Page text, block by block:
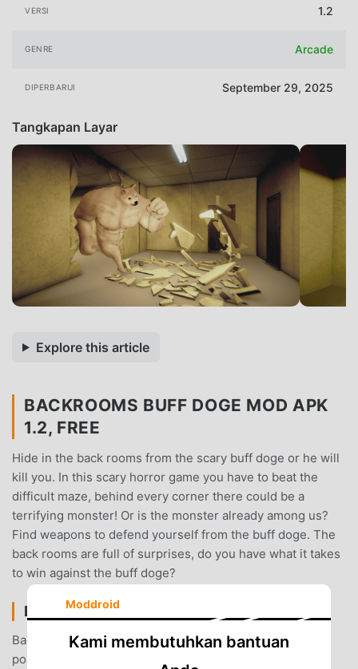
VERSI 1.2
GENRE Arcade
DIPERBARUI September 29, 2025
Tangkapan Layar
Explore this article
BACKROOMS BUFF DOGE MOD APK
1.2, FREE
Hide in the back rooms from the scary buff doge or he will
kill you. In this scary horror game you have to beat the
difficult maze, behind every corner there could be a
terrifying monster! Or is the monster already among us?
Find weapons to defend yourself from the buff doge. The
back rooms are full of surprises, do you have what it takes
to win against the buff doge?
BACKROOMS BUFF DOGE PENGANTAR
Backrooms Buff Doge Sebagai game arcade yang sangat
populer baru-baru ini, game ini mendapatkan banyak
Moddroid
Kami membutuhkan bantuan